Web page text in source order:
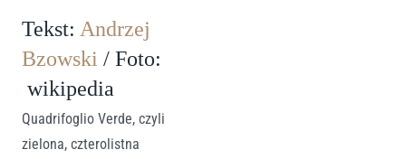
Tekst: Andrzej
Bzowski / Foto:
wikipedia
Quadrifoglio Verde, czyli
zielona, czterolistna